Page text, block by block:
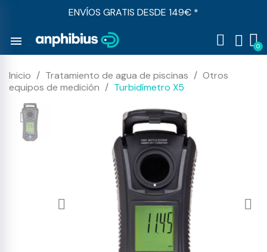
ENVÍOS GRATIS DESDE 149€ *
menu
Inicio Tratamiento de agua de piscinas
Otros
equipos de medición
Turbidímetro X5